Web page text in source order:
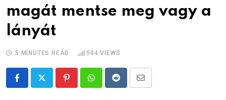
magát mentse meg vagy a
lányát
5 MINUTES READ 544 VIEWS
PinterestWhatsappRedditShare